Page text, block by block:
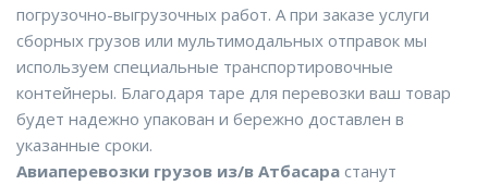
погрузочно-выгрузочных работ. А при заказе услуги
сборных грузов или мультимодальных отправок мы
используем специальные транспортировочные
контейнеры. Благодаря таре для перевозки ваш товар
будет надежно упакован и бережно доставлен в
указанные сроки.
Авиаперевозки грузов из/в Атбасара станут